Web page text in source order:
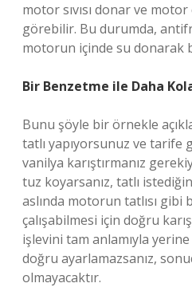
motor sıvısı donar ve
görebilir. Bu durumda,
motorun içinde su donarak
Bir Benzetme ile Daha
Bunu şöyle bir örnekle
tatlı yapıyorsunuz ve tarife
vanilya karıştırmanız
tuz koyarsanız, tatlı
aslında motorun tatlısı
çalışabilmesi için doğru
işlevini tam anlamıyla
doğru ayarlamazsanız,
olmayacaktır.